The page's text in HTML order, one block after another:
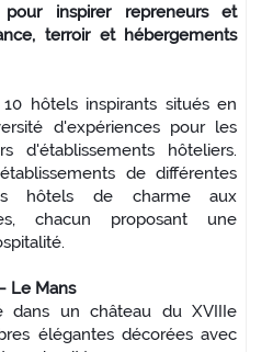
inspirer repreneurs et
terroir et hébergements
hôtels inspirants situés en
d'expériences pour les
d'établissements hôteliers.
de différentes
hôtels de charme aux
chacun proposant une
Le Mans
dans un château du XVIIIe
élégantes décorées avec